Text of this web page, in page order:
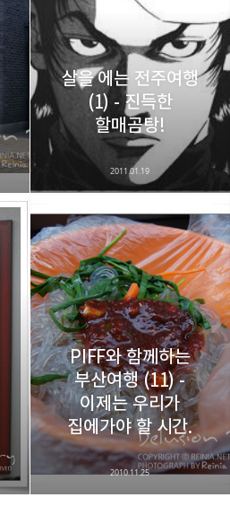
네이버 블로그
살을 에는 전주여행
(1) - 진득한
할매곰탕!
2011.01.19
PIFF와 함께하는
부산여행 (11) -
이제는 우리가
집에가야 할 시간.
2010.11.25